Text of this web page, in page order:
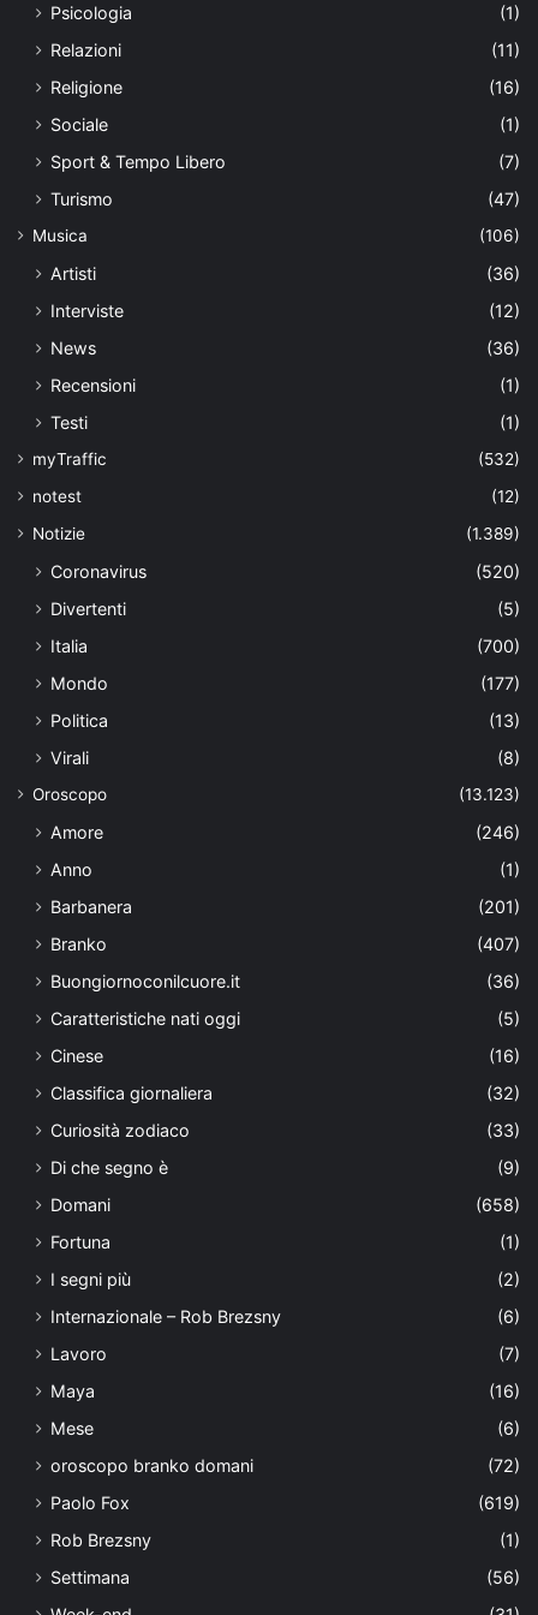
Psicologia
(1)
Relazioni
(11)
Religione
(16)
Sociale
(1)
Sport & Tempo Libero
(7)
Turismo
(47)
Musica (106)
Artisti
(36)
Interviste
(12)
News
(36)
Recensioni
(1)
Testi
(1)
myTraffic
(532)
notest
(12)
Notizie
(1.389)
Coronavirus
(520)
Divertenti
(5)
Italia
(700)
Mondo
(177)
Politica
(13)
Virali
(8)
Oroscopo (13.123)
Amore
(246)
Anno
(1)
Barbanera
(201)
Branko
(407)
Buongiornoconilcuore.it
(36)
Caratteristiche nati oggi
(5)
Cinese
(16)
Classifica giornaliera
(32)
Curiosità zodiaco
(33)
Di che segno è
(9)
Domani
(658)
Fortuna
(1)
I segni più
(2)
Internazionale – Rob Brezsny
(6)
Lavoro
(7)
Maya
(16)
Mese
(6)
oroscopo branko domani
(72)
Paolo Fox
(619)
Rob Brezsny
(1)
Settimana
(56)